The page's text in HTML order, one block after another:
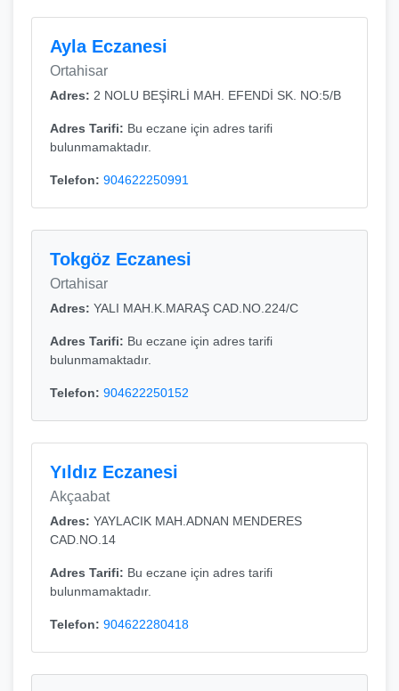
Ayla Eczanesi
Ortahisar
Adres: 2 NOLU BEŞİRLİ MAH. EFENDİ SK. NO:5/B
Adres Tarifi: Bu eczane için adres tarifi
bulunmamaktadır.
Telefon: 904622250991
Tokgöz Eczanesi
Ortahisar
Adres: YALI MAH.K.MARAŞ CAD.NO.224/C
Adres Tarifi: Bu eczane için adres tarifi
bulunmamaktadır.
Telefon: 904622250152
Yıldız Eczanesi
Akçaabat
Adres: YAYLACIK MAH.ADNAN MENDERES
CAD.NO.14
Adres Tarifi: Bu eczane için adres tarifi
bulunmamaktadır.
Telefon: 904622280418